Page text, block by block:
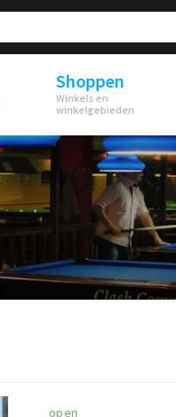
Shoppen
Winkels en
winkelgebieden
open